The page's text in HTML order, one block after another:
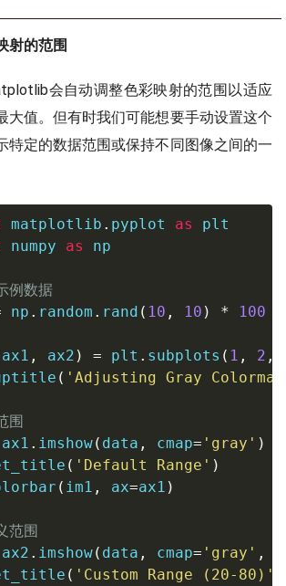
射的范围
会自动调整色彩映射的范围以适应
大值。但有时我们可能想要手动设置这个
特定的数据范围或保持不同图像之间的一
matplotlib . pyplot as
numpy as np
例数据
np . random . rand ( 10 , 10 ) * 100
ax1 , ax2 ) = plt . subplots ( 1 , 2 ,
( 'Adjusting Gray
围
ax1 . imshow( data , cmap= 'gray' )
( 'Default Range' )
( im1 , ax=ax1 )
范围
ax2 . imshow( data , cmap= 'gray' ,
( 'Custom Range (20-80)'